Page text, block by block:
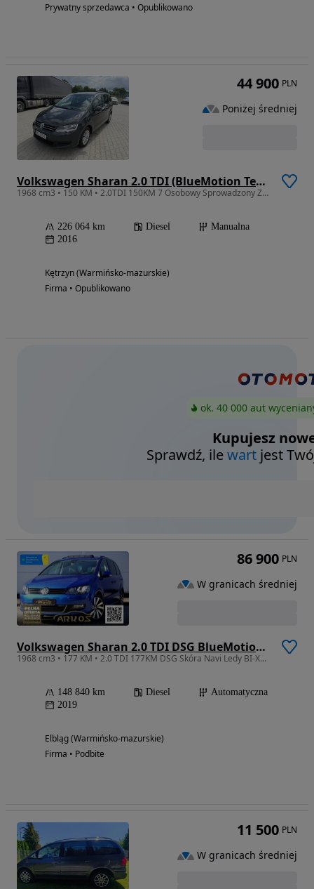
Prywatny sprzedawca • Opublikowano
Volkswagen Sharan 2.0 TDI (BlueMotion Technology) Comfortline
1968 cm3 • 150 KM • 2.0TDI 150KM 7 Osobowy Sprowadzony Zarejestrowany
226 064 km Diesel
Manualna
2016
Kętrzyn (Warmińsko-mazurskie)
Firma • Opublikowano
44 900 PLN
Poniżej średniej
ok. 40 000 aut
Kupujesz
Sprawdź, ilewart jest
Volkswagen Sharan 2.0 TDI DSG BlueMotion Technology Highline
1968 cm3 • 177 KM • 2.0 TDI 177KM DSG Skóra Navi Ledy BI-XENON ACC Park Assist PDC ARKOS
148 840 km Diesel
Automatyczna
2019
Elbląg (Warmińsko-mazurskie)
Firma • Podbite
86 900 PLN
W granicach średniej
11 500 PLN
W granicach średniej